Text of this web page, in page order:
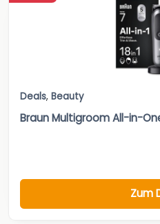
Deals, Beauty
Braun Multigroom All-in-
Zum